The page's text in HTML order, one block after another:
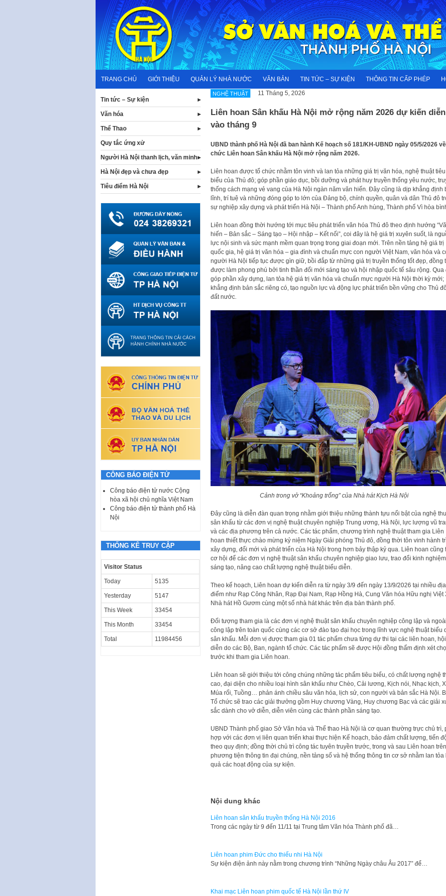
content
TRANG CHỦ GIỚI THIỆU QUẢN LÝ NHÀ NƯỚC VĂN BẢN TIN TỨC – SỰ KIỆN THÔNG TIN CẤP PHÉP
NGHỆ THUẬT 11 Tháng 5, 2026
Liên hoan Sân khấu Hà Nội mở rộng năm 2026 dự kiến
vào tháng 9
UBND thành phố Hà Nội đã ban hành Kế hoạch số 181/KH-UBND ngày 05/5/2026
chức Liên hoan Sân khấu Hà Nội mở rộng năm 2026.
Liên hoan được tổ chức nhằm tôn vinh và lan tỏa những giá trị văn hóa, nghệ thuật tiêu
biểu của Thủ đô; góp phần giáo dục, bồi dưỡng và phát huy truyền thống yêu nước,
thống cách mạng vẻ vang của Hà Nội ngàn năm văn hiến. Đây cũng là dịp khẳng định
lĩnh, trí tuệ và những đóng góp to lớn của Đảng bộ, chính quyền, quân và dân Thủ đô
sự nghiệp xây dựng và phát triển Hà Nội – Thành phố Anh hùng, Thành phố Vì hòa
Liên hoan đồng thời hướng tới mục tiêu phát triển văn hóa Thủ đô theo định hướng
hiến – Bản sắc – Sáng tạo – Hội nhập – Kết nối”, coi đây là hệ giá trị xuyên suốt, là
lực nội sinh và sức mạnh mềm quan trọng trong giai đoạn mới. Trên nền tảng hệ giá trị
quốc gia, hệ giá trị văn hóa – gia đình và chuẩn mực con người Việt Nam, văn hóa và
người Hà Nội tiếp tục được gìn giữ, bồi đắp từ những giá trị truyền thống tốt đẹp, đồng
được làm phong phú bởi tinh thần đổi mới sáng tạo và hội nhập quốc tế sâu rộng. Qua
góp phần xây dựng, lan tỏa hệ giá trị văn hóa và chuẩn mực người Hà Nội thời kỳ mới;
khẳng định bản sắc riêng có, tạo nguồn lực và động lực phát triển bền vững cho Thủ
đất nước.
Cảnh trong vở “Khoảng trống” của Nhà hát Kịch Hà Nội
Đây cũng là diễn đàn quan trọng nhằm giới thiệu những thành tựu nổi bật của nghệ
sân khấu từ các đơn vị nghệ thuật chuyên nghiệp Trung ương, Hà Nội, lực lượng vũ
và các địa phương trên cả nước. Các tác phẩm, chương trình nghệ thuật tham gia Liên
hoan thiết thực chào mừng kỷ niệm Ngày Giải phóng Thủ đô, đồng thời tôn vinh hành
xây dựng, đổi mới và phát triển của Hà Nội trong hơn bảy thập kỷ qua. Liên hoan cũng
cơ hội để các đơn vị nghệ thuật sân khấu chuyên nghiệp giao lưu, trao đổi kinh nghiệm
sáng tạo, nâng cao chất lượng nghệ thuật biểu diễn.
Theo kế hoạch, Liên hoan dự kiến diễn ra từ ngày 3/9 đến ngày 13/9/2026 tại nhiều địa
điểm như Rạp Công Nhân, Rạp Đại Nam, Rạp Hồng Hà, Cung Văn hóa Hữu nghị Việt
Nhà hát Hồ Gươm cùng một số nhà hát khác trên địa bàn thành phố.
Đối tượng tham gia là các đơn vị nghệ thuật sân khấu chuyên nghiệp công lập và ngoài
công lập trên toàn quốc cùng các cơ sở đào tạo đại học trong lĩnh vực nghệ thuật biểu
sân khấu. Mỗi đơn vị được tham gia 01 tác phẩm chưa từng dự thi tại các liên hoan, hội
diễn do các Bộ, Ban, ngành tổ chức. Các tác phẩm sẽ được Hội đồng thẩm định xét
trước khi tham gia Liên hoan.
Liên hoan sẽ giới thiệu tới công chúng những tác phẩm tiêu biểu, có chất lượng nghệ
cao, đại diện cho nhiều loại hình sân khấu như Chèo, Cải lương, Kịch nói, Nhạc kịch,
Múa rối, Tuồng… phản ánh chiều sâu văn hóa, lịch sử, con người và bản sắc Hà Nội.
Tổ chức sẽ trao các giải thưởng gồm Huy chương Vàng, Huy chương Bạc và các giải
sắc dành cho vở diễn, diễn viên cùng các thành phần sáng tạo.
UBND Thành phố giao Sở Văn hóa và Thể thao Hà Nội là cơ quan thường trực chủ trì,
hợp với các đơn vị liên quan triển khai thực hiện Kế hoạch, bảo đảm chất lượng, tiến
theo quy định; đồng thời chủ trì công tác tuyên truyền trước, trong và sau Liên hoan
phương tiện thông tin đại chúng, nền tảng số và hệ thống thông tin cơ sở nhằm lan tỏa
quả các hoạt động của sự kiện.
Nội dung khác
Liên hoan sân khấu truyền thống Hà Nội 2016
Trong các ngày từ 9 đến 11/11 tại Trung tâm Văn hóa Thành phố đã…
Liên hoan phim Đức cho thiếu nhi Hà Nội
Sự kiện điện ảnh này nằm trong chương trình “Những Ngày châu Âu 2017” để…
Khai mạc Liên hoan phim quốc tế Hà Nội lần thứ IV
Tin tức – Sự kiện
Văn hóa
Thể Thao
Quy tắc ứng xử
Người Hà Nội thanh lịch, văn minh
Hà Nội đẹp và chưa đẹp
Tiêu điểm Hà Nội
CÔNG BÁO ĐIỆN TỬ
Công báo điện tử nước Cộng
hòa xã hội chủ nghĩa Việt Nam
Công báo điện tử thành phố Hà
Nội
THỐNG KÊ TRUY CẬP
Visitor Status
Today 5135
Yesterday 5147
This Week 33454
This Month 33454
Total 11984456